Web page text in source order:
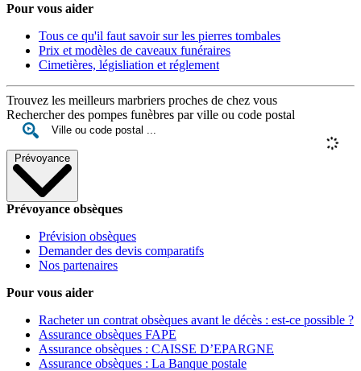
Pour vous aider
Tous ce qu'il faut savoir sur les pierres tombales
Prix et modèles de caveaux funéraires
Cimetières, législiation et réglement
Trouvez les meilleurs marbriers proches de chez vous
Rechercher des pompes funèbres par ville ou code postal
Prévoyance
Prévoyance obsèques
Prévision obsèques
Demander des devis comparatifs
Nos partenaires
Pour vous aider
Racheter un contrat obsèques avant le décès : est-ce possible ?
Assurance obsèques FAPE
Assurance obsèques : CAISSE D’EPARGNE
Assurance obsèques : La Banque postale